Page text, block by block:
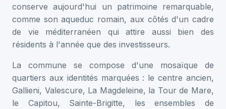
conserve aujourd'hui un patrimoine remarquable,
comme son aqueduc romain, aux côtés d'un cadre
de vie méditerranéen qui attire aussi bien des
résidents à l'année que des investisseurs.
La commune se compose d'une mosaïque de
quartiers aux identités marquées : le centre ancien,
Gallieni, Valescure, La Magdeleine, la Tour de Mare,
le Capitou, Sainte-Brigitte, les ensembles de